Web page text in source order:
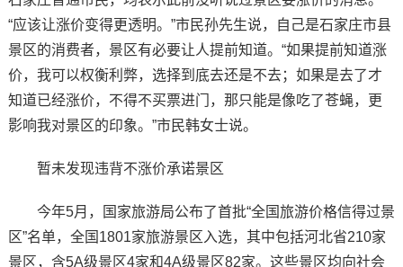
“应该让涨价变得更透明。”市民孙先生说，自己是石家庄市县
景区的消费者，景区有必要让人提前知道。“如果提前知道涨
价，我可以权衡利弊，选择到底去还是不去；如果是去了才
知道已经涨价，不得不买票进门，那只能是像吃了苍蝇，更
影响我对景区的印象。”市民韩女士说。
暂未发现违背不涨价承诺景区
今年5月，国家旅游局公布了首批“全国旅游价格信得过景
区”名单，全国1801家旅游景区入选，其中包括河北省210家
景区，含5A级景区4家和4A级景区82家。这些景区均向社会